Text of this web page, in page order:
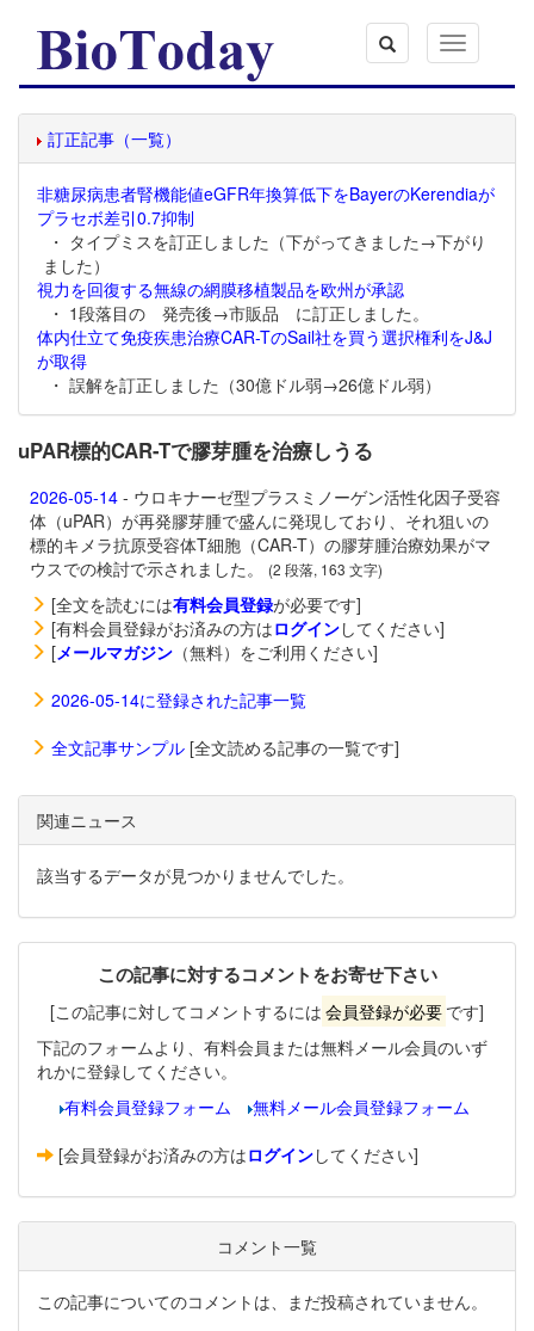
Toggle
navigation
訂正記事（一覧）
非糖尿病患者腎機能値eGFR年換算低下をBayerのKerendiaが
プラセボ差引0.7抑制
・ タイプミスを訂正しました（下がってきました→下がり
ました）
視力を回復する無線の網膜移植製品を欧州が承認
・ 1段落目の 発売後→市販品 に訂正しました。
体内仕立て免疫疾患治療CAR-TのSail社を買う選択権利をJ&J
が取得
・ 誤解を訂正しました（30億ドル弱→26億ドル弱）
uPAR標的CAR-Tで膠芽腫を治療しうる
2026-05-14 - ウロキナーゼ型プラスミノーゲン活性化因子受容
体（uPAR）が再発膠芽腫で盛んに発現しており、それ狙いの
標的キメラ抗原受容体T細胞（CAR-T）の膠芽腫治療効果がマ
ウスでの検討で示されました。
(2 段落, 163 文字)
[全文を読むには有料会員登録が必要です]
[有料会員登録がお済みの方はログインしてください]
[メールマガジン （無料）をご利用ください]
2026-05-14に登録された記事一覧
全文記事サンプル [全文読める記事の一覧です]
関連ニュース
該当するデータが見つかりませんでした。
この記事に対するコメントをお寄せ下さい
[この記事に対してコメントするには 会員登録が必要 です]
下記のフォームより、有料会員または無料メール会員のいず
れかに登録してください。
有料会員登録フォーム
無料メール会員登録フォーム
[会員登録がお済みの方はログインしてください]
コメント一覧
この記事についてのコメントは、まだ投稿されていません。